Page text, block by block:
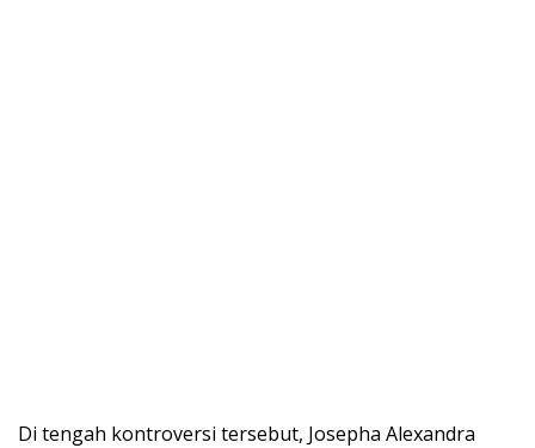
Di tengah kontroversi tersebut, Josepha Alexandra